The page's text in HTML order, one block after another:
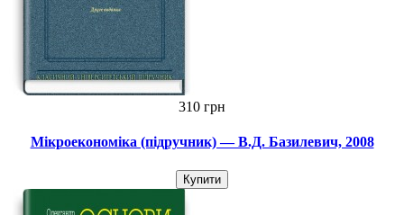
310 грн
Мікроекономіка (підручник) — В.Д. Базилевич, 2008
Купити